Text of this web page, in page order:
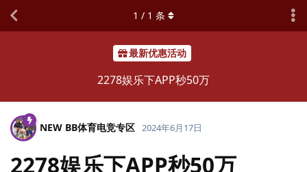
最新优惠活动
2278娱乐下APP秒50万
1 / 1 条
NEW BB体育电竞专区 2024年6月17日
2278娱乐下APP秒50万